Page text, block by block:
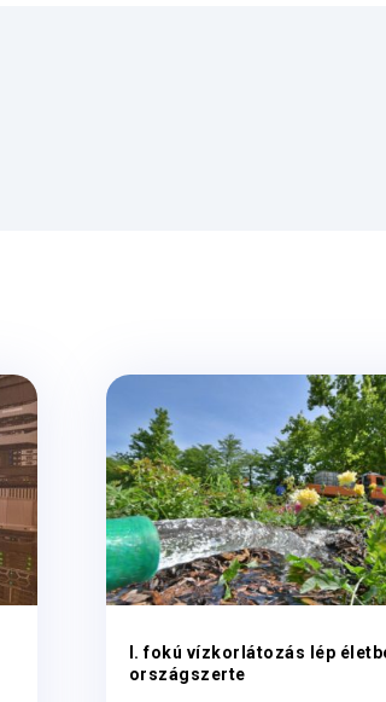
I. fokú vízkorlátozás lép
országszerte